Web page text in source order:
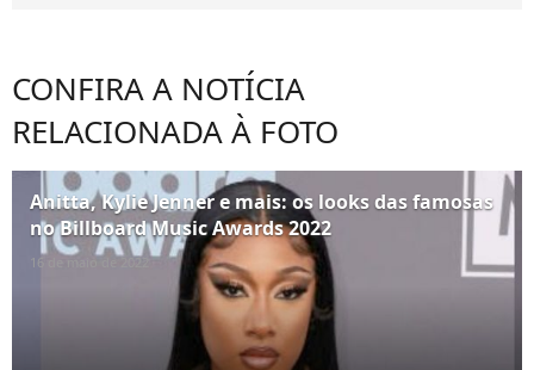
CONFIRA A NOTÍCIA
RELACIONADA À FOTO
Anitta, Kylie Jenner e mais: os looks das famosas
no Billboard Music Awards 2022
16 de maio de 2022